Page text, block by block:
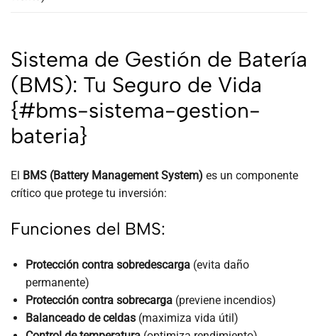
Sistema de Gestión de Batería
(BMS): Tu Seguro de Vida
{#bms-sistema-gestion-
bateria}
El BMS (Battery Management System) es un componente
crítico que protege tu inversión:
Funciones del BMS:
Protección contra sobredescarga(evita daño
permanente)
Protección contra sobrecarga(previene incendios)
Balanceado de celdas(maximiza vida útil)